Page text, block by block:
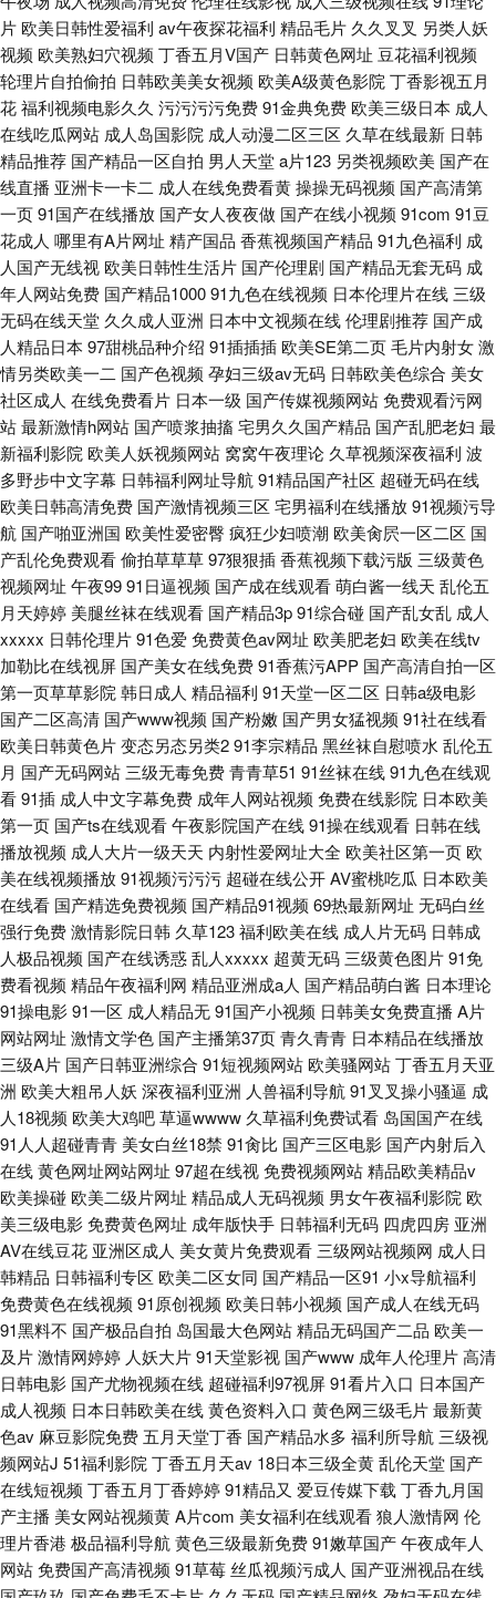
片 欧美日韩性爱福利 av午夜探花福利 精品毛片 久久叉叉 另类人妖
视频 欧美熟妇穴视频 丁香五月V国产 日韩黄色网址 豆花福利视频
轮理片自拍偷拍 日韩欧美美女视频 欧美A级黄色影院丁香影视五月
花福利视频电影久久 污污污污免费91金典免费 欧美三级日本 成人
在线吃瓜网站 成人岛国影院 成人动漫二区三区 久草在线最新 日韩
精品推荐 国产精品一区自拍 男人天堂a片123 另类视频欧美 国产在
线直播 亚洲卡一卡二 成人在线免费看黄操操无码视频 国产高清第
一页91国产在线播放 国产女人夜夜做 国产在线小视频 91com 91豆
花成人 哪里有A片网址 精产国品 香蕉视频国产精品 91九色福利 成
人国产无线视 欧美日韩性生活片 国产伦理剧 国产精品无套无码 成
年人网站免费 国产精品100091九色在线视频 日本伦理片在线三级
无码在线天堂 久久成人亚洲 日本中文视频在线伦理剧推荐 国产成
人精品日本 97甜桃品种介绍 91插插插 欧美SE第二页毛片内射女激
情另类欧美一二 国产色视频 孕妇三级av无码 日韩欧美色综合 美女
社区成人 在线免费看片 日本一级 国产传媒视频网站免费观看污网
站最新激情h网站 国产喷浆抽搐宅男久久国产精品 国产乱肥老妇 最
新福利影院 欧美人妖视频网站 窝窝午夜理论 久草视频深夜福利 波
多野步中文字幕 日韩福利网址导航91精品国产社区 超碰无码在线
欧美日韩高清免费 国产激情视频三区 宅男福利在线播放91视频污导
航 国产啪亚洲国 欧美性爱密臀疯狂少妇喷潮 欧美肏屄一区二区 国
产乱伦免费观看偷拍草草草97狠狠插香蕉视频下载污版 三级黄色
视频网址 午夜9991日逼视频 国产成在线观看萌白酱一线天 乱伦五
月天婷婷 美腿丝袜在线观看 国产精品3p91综合碰 国产乱女乱 成人
xxxxx 日韩伦理片91色爱免费黄色av网址 欧美肥老妇 欧美在线tv
加勒比在线视屏 国产美女在线免费91香蕉污APP 国产高清自拍一区
第一页草草影院韩日成人 精品福利 91天堂一区二区 日韩a级电影
国产二区高清 国产www视频 国产粉嫩 国产男女猛视频 91社在线看
欧美日韩黄色片变态另态另类291李宗精品 黑丝袜自慰喷水乱伦五
月 国产无码网站三级无毒免费青青草51 91丝袜在线91九色在线观
看91插 成人中文字幕免费 成年人网站视频 免费在线影院 日本欧美
第一页 国产ts在线观看午夜影院国产在线91操在线观看 日韩在线
播放视频 成人大片一级天天 内射性爱网址大全 欧美社区第一页 欧
美在线视频播放91视频污污污 超碰在线公开AV蜜桃吃瓜 日本欧美
在线看 国产精选免费视频 国产精品91视频 69热最新网址 无码白丝
强行免费激情影院日韩 久草123福利欧美在线 成人片无码 日韩成
人极品视频 国产在线诱惑乱人xxxxx 超黄无码三级黄色图片91免
费看视频 精品午夜福利网 精品亚洲成a人 国产精品萌白酱 日本理论
91操电影91一区 成人精品无91国产小视频 日韩美女免费直播 A片
网站网址 激情文学色 国产主播第37页青久青青 日本精品在线播放
三级A片 国产日韩亚洲综合 91短视频网站 欧美骚网站丁香五月天亚
洲 欧美大粗吊人妖 深夜福利亚洲 人兽福利导航91叉叉操小骚逼 成
人18视频 欧美大鸡吧草逼wwww 久草福利免费试看 岛国国产在线
91人人超碰青青 美女白丝18禁 91肏比 国产三区电影 国产内射后入
在线黄色网址网站网址 97超在线视免费视频网站精品欧美精品v
欧美操碰 欧美二级片网址 精品成人无码视频 男女午夜福利影院 欧
美三级电影免费黄色网址 成年版快手 日韩福利无码 四虎四房 亚洲
AV在线豆花 亚洲区成人 美女黄片免费观看三级网站视频网 成人日
韩精品 日韩福利专区 欧美二区女同 国产精品一区91 小x导航福利
免费黄色在线视频 91原创视频 欧美日韩小视频 国产成人在线无码
91黑料不 国产极品自拍 岛国最大色网站精品无码国产二品 欧美一
及片激情网婷婷 人妖大片91天堂影视 国产www 成年人伦理片高清
日韩电影 国产尤物视频在线 超碰福利97视屏91看片入口 日本国产
成人视频 日本日韩欧美在线黄色资料入口 黄色网三级毛片最新黄
色av 麻豆影院免费五月天堂丁香 国产精品水多 福利所导航三级视
频网站J 51福利影院丁香五月天av 18日本三级全黄乱伦天堂 国产
在线短视频 丁香五月丁香婷婷91精品又 爱豆传媒下载丁香九月国
产主播 美女网站视频黄A片com 美女福利在线观看狼人激情网 伦
理片香港 极品福利导航黄色三级最新免费91嫩草国产午夜成年人
网站免费国产高清视频 91草莓丝瓜视频污成人 国产亚洲视品在线